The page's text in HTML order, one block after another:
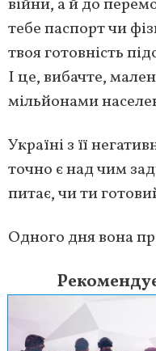
війни, а й до
тебе паспорт чи
твоя готовність
І це, вибачте,
мільйонами
Україні з її
точно є над чим
питає, чи ти
Одного дня вона